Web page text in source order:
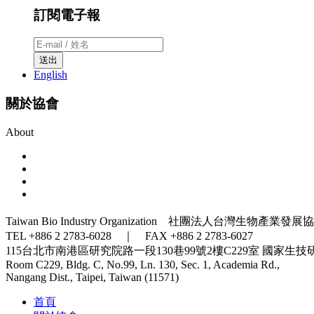
訂閱電子報
送出
English
關於協會
About
Taiwan Bio Industry Organization 社團法人台灣生物產業發展
TEL +886 2 2783-6028 ｜ FAX +886 2 2783-6027
115台北市南港區研究院路一段130巷99號2樓C229室 國家生技
Room C229, Bldg. C, No.99, Ln. 130, Sec. 1, Academia Rd.,
Nangang Dist., Taipei, Taiwan (11571)
首頁